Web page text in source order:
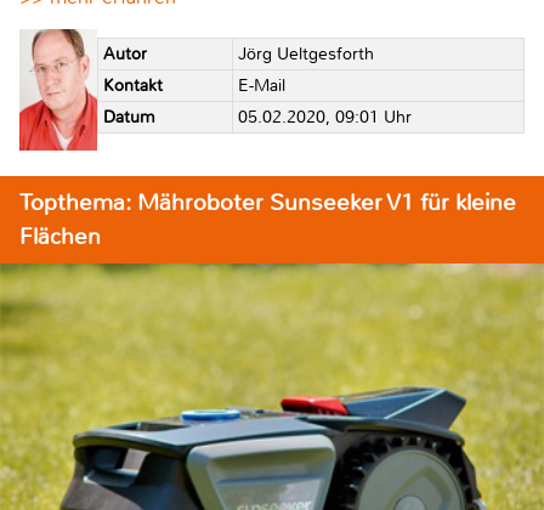
Autor
Jörg Ueltgesforth
Kontakt
E-Mail
Datum
05.02.2020, 09:01 Uhr
Topthema: Mähroboter Sunseeker V1 für kleine
Flächen